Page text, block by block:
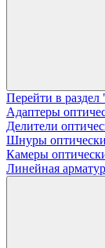
Перейти в
Адаптеры
Делители
Шнуры
Камеры
Линейная